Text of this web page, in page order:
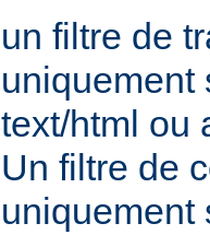
un filtre de
uniquement
text/html ou
Un filtre de
uniquement